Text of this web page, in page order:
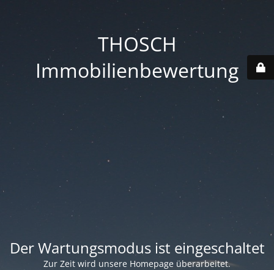
THOSCH
Immobilienbewertung
Der Wartungsmodus ist eingeschaltet
Zur Zeit wird unsere Homepage überarbeitet.